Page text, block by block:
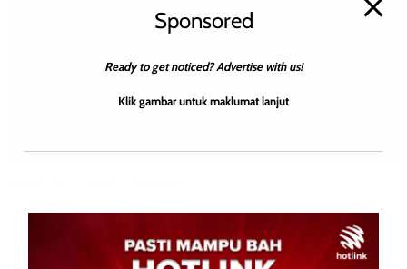
‘Kembalikan mandat kepada Abdul Rahman di KB’
November 7, 2022 0
Sponsored
Ready to get noticed? Advertise with us!
Klik gambar untuk maklumat lanjut